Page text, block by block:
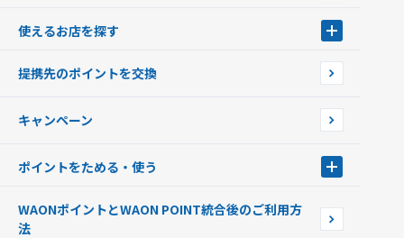
WAONを申込む
インターネット上でのお買い物について（ネット決済）
使えるお店を探す
店舗検索
イオン銀行ATM設置場所
提携先のポイントを交換
キャンペーン
ポイントをためる・使う
ポイントの有効期限について
WAONポイントとWAON POINT統合後のご利用方
法